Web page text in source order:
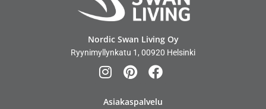
Nordic Swan Living Oy
Ryynimyllynkatu 1, 00920 Helsinki
Asiakaspalvelu